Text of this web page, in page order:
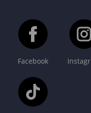
Facebook